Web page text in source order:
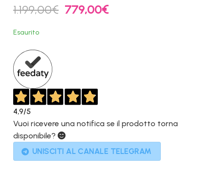
1.199,00€ Il
prezzo
779,00€Il
Esaurito
4,9/5
Vuoi ricevere una notifica se il prodotto torna
disponibile?
UNISCITI AL CANALE TELEGRAM